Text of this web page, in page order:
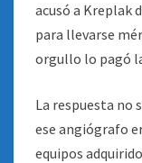
acusó a Kreplak
para llevarse
orgullo lo pagó
La respuesta no
ese angiógrafo
equipos